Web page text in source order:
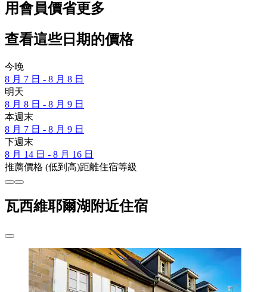
用會員價省更多
查看這些日期的價格
今晚
8 月 7 日 - 8 月 8 日
明天
8 月 8 日 - 8 月 9 日
本週末
8 月 7 日 - 8 月 9 日
下週末
8 月 14 日 - 8 月 16 日
推薦價格 (低到高)距離住宿等級
瓦西維耶爾湖附近住宿